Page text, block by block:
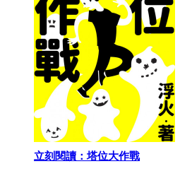
立刻閱讀：塔位大作戰